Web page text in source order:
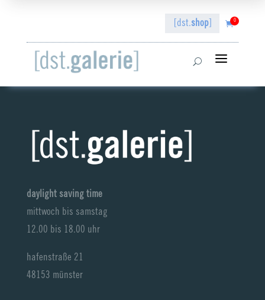
[dst.shop 0
U a
daylight saving time
mittwoch bis samstag
12.00 bis 18.00 uhr
hafenstraße 21
48153 münster